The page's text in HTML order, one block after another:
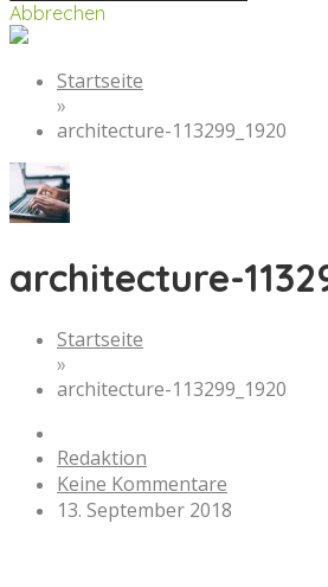
Abbrechen
Startseite
»
architecture-113299_1920
architecture-
Startseite
»
architecture-113299_1920
Redaktion
Keine Kommentare
13. September 2018